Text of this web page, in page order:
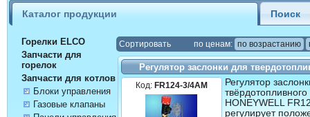
Каталог продукции Поиск
Горелки ELCO
Запчасти для
горелок
Запчасти для котлов
Блоки управления
Газовые клапаны
Cортировать по ценам: по возрастанию
Регулятор заслонки для
Код: FR124-3/4AM
Регулятор
твёрдотопливного
HONEYWELL
регулирует